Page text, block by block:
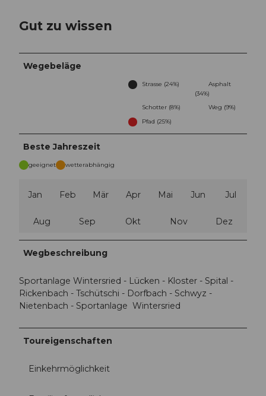
Gut zu wissen
Wegebeläge
Strasse (24%)
Asphalt
(34%)
Schotter (8%)
Weg (9%)
Pfad (25%)
Beste Jahreszeit
geeignet wetterabhängig
Jan Feb Mär Apr Mai Jun Jul
Aug Sep Okt Nov Dez
Wegbeschreibung
Sportanlage Wintersried - Lücken - Kloster - Spital -
Rickenbach - Tschütschi - Dorfbach - Schwyz -
Nietenbach - Sportanlage Wintersried
Toureigenschaften
Einkehrmöglichkeit